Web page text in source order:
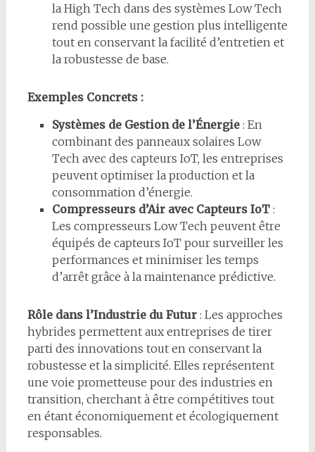
la High Tech dans des systèmes Low Tech
rend possible une gestion plus intelligente
tout en conservant la facilité d’entretien et
la robustesse de base.
Exemples Concrets :
Systèmes de Gestion de l’Énergie: En
combinant des panneaux solaires Low
Tech avec des capteurs IoT, les entreprises
peuvent optimiser la production et la
consommation d’énergie.
Compresseurs d’Air avec Capteurs IoT:
Les compresseurs Low Tech peuvent être
équipés de capteurs IoT pour surveiller les
performances et minimiser les temps
d’arrêt grâce à la maintenance prédictive.
Rôle dans l’Industrie du Futur: Les approches
hybrides permettent aux entreprises de tirer
parti des innovations tout en conservant la
robustesse et la simplicité. Elles représentent
une voie prometteuse pour des industries en
transition, cherchant à être compétitives tout
en étant économiquement et écologiquement
responsables.